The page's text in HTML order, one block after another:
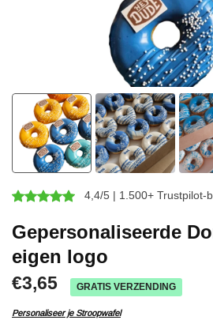
4,4/5 | 1.500+ Trustpilot-
Gepersonaliseerde
eigen logo
€3,65 GRATIS VERZENDING
Personaliseer je Stroopwafel